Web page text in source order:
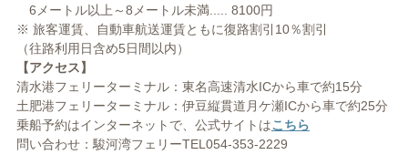
6メートル以上～8メートル未満..... 8100円
※ 旅客運賃、自動車航送運賃ともに復路割引10％割引
（往路利用日含め5日間以内）
【アクセス】
清水港フェリーターミナル：東名高速清水ICから車で約15分
土肥港フェリーターミナル：伊豆縦貫道月ケ瀬ICから車で約25分
乗船予約はインターネットで、公式サイトはこちら
問い合わせ：駿河湾フェリーTEL054-353-2229